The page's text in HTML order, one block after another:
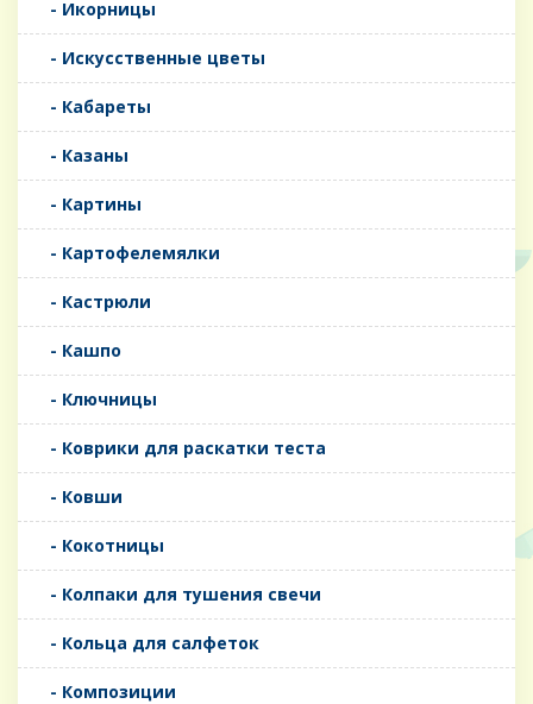
- Икорницы
- Искусственные цветы
- Кабареты
- Казаны
- Картины
- Картофелемялки
- Кастрюли
- Кашпо
- Ключницы
- Коврики для раскатки теста
- Ковши
- Кокотницы
- Колпаки для тушения свечи
- Кольца для салфеток
- Композиции